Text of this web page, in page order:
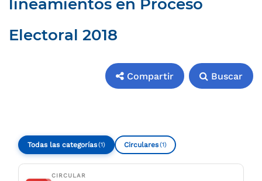
lineamientos en Proceso
Electoral 2018
Compartir Buscar
Todas las categorías(1) Circulares(1)
CIRCULAR